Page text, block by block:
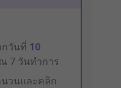
วันที่ 10
7 วันทำการ
นวนและคลิก